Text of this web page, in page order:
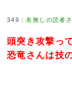
349 ：名無しの読者
頭突き攻撃っ
恐竜さんは技